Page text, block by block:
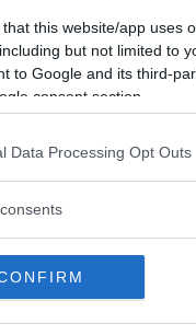
that this website/app uses
but not limited to
to Google and its third-
consent section.
Data Processing Opt Outs
ikke svaret!
og majones. Og man lurer på
til i morra.